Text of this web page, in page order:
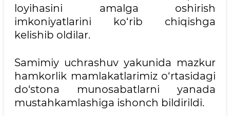
loyihasini amalga oshirish
imkoniyatlarini ko‘rib chiqishga
kelishib oldilar.
Samimiy uchrashuv yakunida mazkur
hamkorlik mamlakatlarimiz o‘rtasidagi
do‘stona munosabatlarni yanada
mustahkamlashiga ishonch bildirildi.